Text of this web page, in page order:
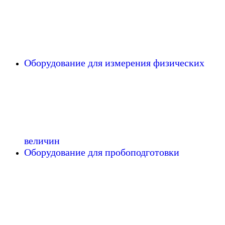
Оборудование для измерения физических
величин
Оборудование для пробоподготовки